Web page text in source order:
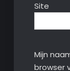
Site
Mijn
browser